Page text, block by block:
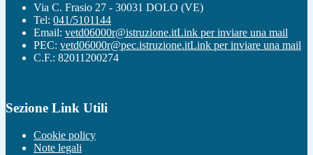
Via C. Frasio 27 - 30031 DOLO (VE)
Tel: 041/5101144
Email: vetd06000r@istruzione.itLink per inviare una mail
PEC: vetd06000r@pec.istruzione.itLink per inviare una mail
C.F.: 82011200274
Sezione Link Utili
Cookie policy
Note legali